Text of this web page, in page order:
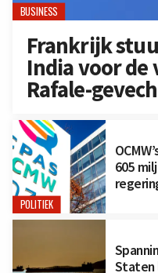
BUSINESS
Frankrijk
India voor de
Rafale-
POLITIEK
605
Staten